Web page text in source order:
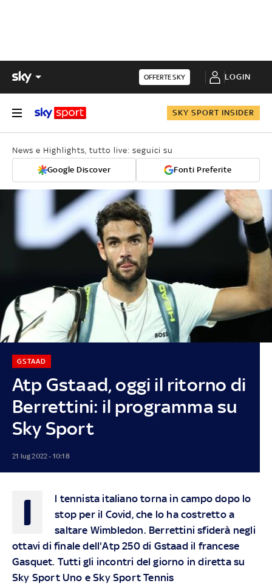
OFFERTE SKY LOGIN
SKY SPORT INSIDER
News e Highlights, tutto live: seguici su
Google Discover Fonti Preferite
Atp Gstaad, oggi il ritorno di
Berrettini: il programma su
Sky Sport
GSTAAD
21 lug 2022 - 10:18
I
l tennista italiano torna in campo dopo lo
stop per il Covid, che lo ha costretto a
saltare Wimbledon. Berrettini sfiderà negli
ottavi di finale dell'Atp 250 di Gstaad il francese
Gasquet. Tutti gli incontri del giorno in diretta su
Sky Sport Uno e Sky Sport Tennis